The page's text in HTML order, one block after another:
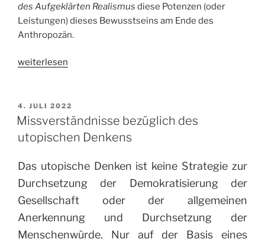
des Aufgeklärten Realismus diese Potenzen (oder
Leistungen) dieses Bewusstseins am Ende des
Anthropozän.
„Anthropologie
Exposé
meiner
Argumentation
(Münster
2023)“
weiterlesen
VERÖFFENTLICHT
AM
4. JULI 2022
Missverständnisse bezüglich des
utopischen Denkens
Das utopische Denken ist keine Strategie zur
Durchsetzung der Demokratisierung der
Gesellschaft oder der allgemeinen
Anerkennung und Durchsetzung der
Menschenwürde. Nur auf der Basis eines